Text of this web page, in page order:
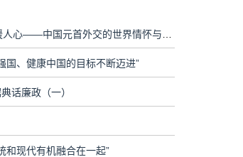
国、健康中国的目标不断迈进”
话廉政（一）
和现代有机融合在一起”